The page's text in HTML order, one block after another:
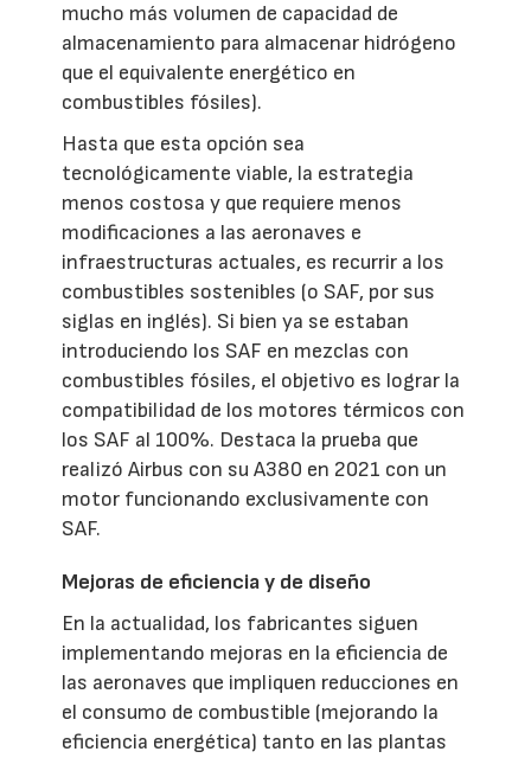
mucho más volumen de capacidad de
almacenamiento para almacenar hidrógeno
que el equivalente energético en
combustibles fósiles).
Hasta que esta opción sea
tecnológicamente viable, la estrategia
menos costosa y que requiere menos
modificaciones a las aeronaves e
infraestructuras actuales, es recurrir a los
combustibles sostenibles (o SAF, por sus
siglas en inglés). Si bien ya se estaban
introduciendo los SAF en mezclas con
combustibles fósiles, el objetivo es lograr la
compatibilidad de los motores térmicos con
los SAF al 100%. Destaca la prueba que
realizó Airbus con su A380 en 2021 con un
motor funcionando exclusivamente con
SAF.
Mejoras de eficiencia y de diseño
En la actualidad, los fabricantes siguen
implementando mejoras en la eficiencia de
las aeronaves que impliquen reducciones en
el consumo de combustible (mejorando la
eficiencia energética) tanto en las plantas